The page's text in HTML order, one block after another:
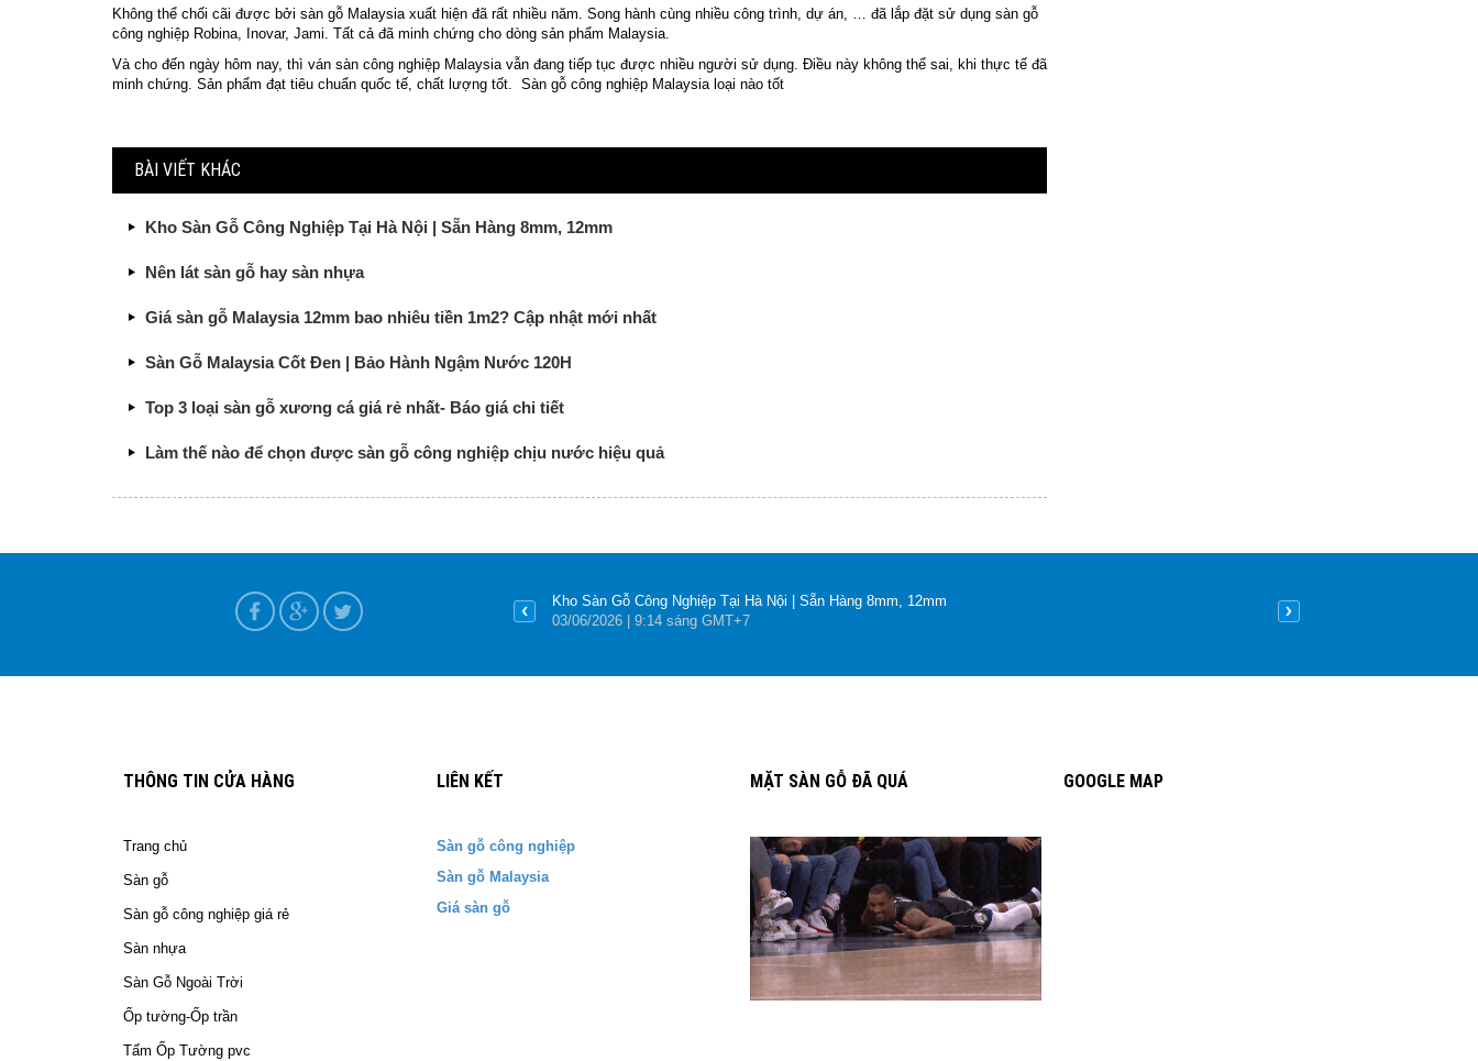
Không thể chối cãi được bởi sàn gỗ Malaysia xuất hiện đã rất nhiều năm. Song hành cùng nhiều công trình, dự án, … đã lắp đặt sử dụng sàn gỗ
công nghiệp Robina, Inovar, Jami. Tất cả đã minh chứng cho dòng sản phẩm Malaysia.
Và cho đến ngày hôm nay, thì ván sàn công nghiệp Malaysia vẫn đang tiếp tục được nhiều người sử dụng. Điều này không thể sai, khi thực tế đã
minh chứng. Sản phẩm đạt tiêu chuẩn quốc tế, chất lượng tốt. Sàn gỗ công nghiệp Malaysia loại nào tốt
BÀI VIẾT KHÁC
Kho Sàn Gỗ Công Nghiệp Tại Hà Nội | Sẵn Hàng 8mm, 12mm
Nên lát sàn gỗ hay sàn nhựa
Giá sàn gỗ Malaysia 12mm bao nhiêu tiền 1m2? Cập nhật mới nhất
Sàn Gỗ Malaysia Cốt Đen | Bảo Hành Ngậm Nước 120H
Top 3 loại sàn gỗ xương cá giá rẻ nhất- Báo giá chi tiết
Làm thế nào để chọn được sàn gỗ công nghiệp chịu nước hiệu quả
Kho Sàn Gỗ Công Nghiệp Tại Hà Nội | Sẵn Hàng 8mm, 12mm
03/06/2026 | 9:14 sáng GMT+7
Nên lát sàn gỗ hay sàn nhựa
09/05
THÔNG TIN CỬA HÀNG
Trang chủ
Sàn gỗ
Sàn gỗ công nghiệp giá rẻ
Sàn nhựa
Sàn Gỗ Ngoài Trời
Ốp tường-Ốp trần
Tấm Ốp Tường pvc
LIÊN KẾT
Sàn gỗ công nghiệp
Sàn gỗ Malaysia
Giá sàn gỗ
MẶT SÀN GỖ ĐÃ QUÁ GOOGLE MAP